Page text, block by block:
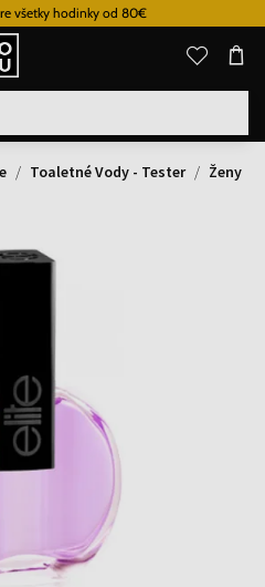
všetky hodinky od 80€
Toaletné Vody - Tester Ženy